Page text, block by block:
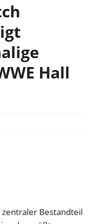
Hall
Bestandteil